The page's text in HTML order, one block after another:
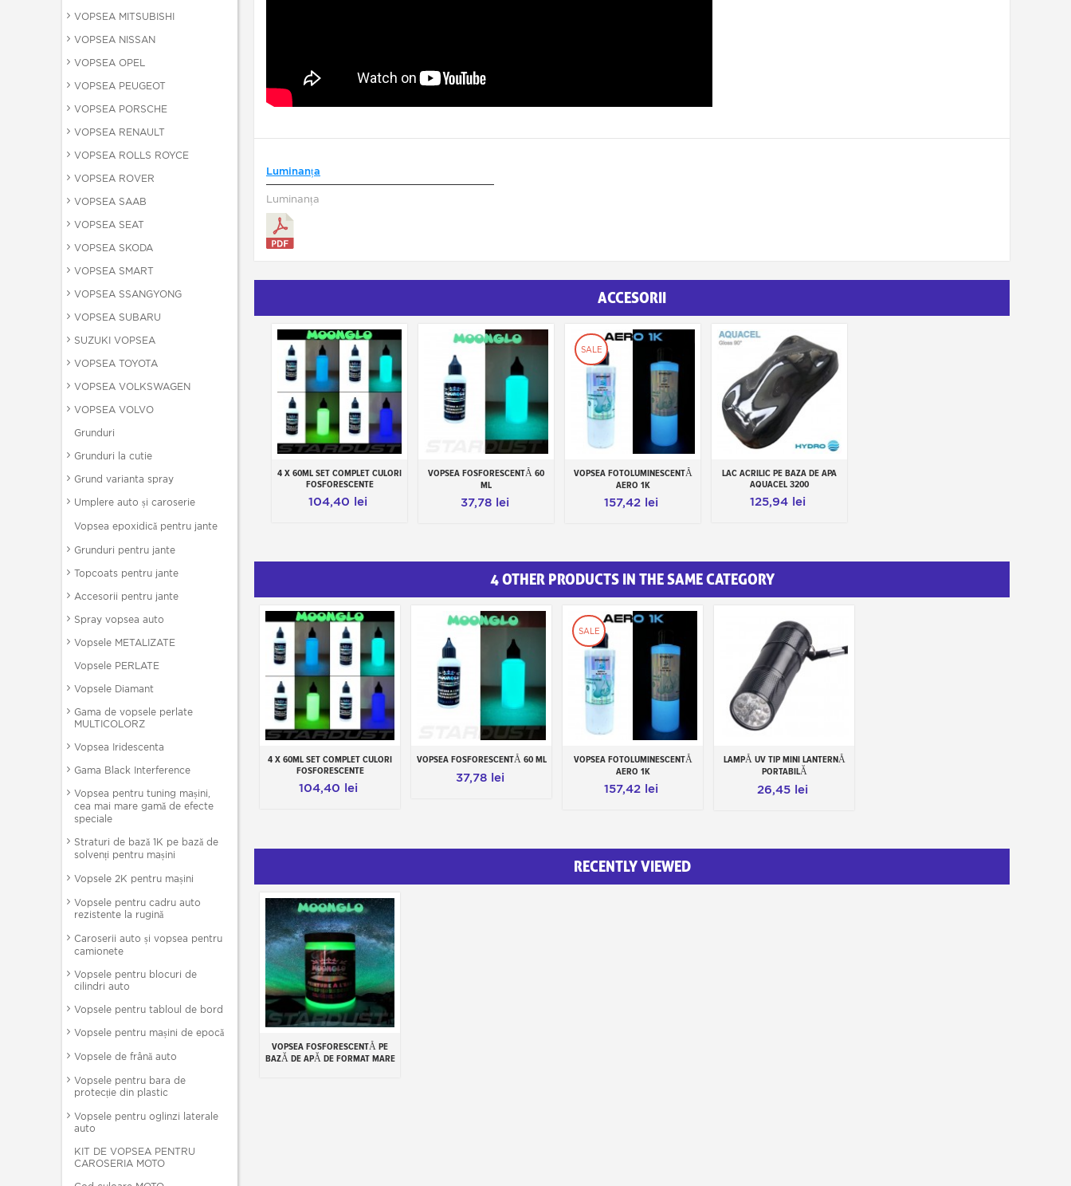
VOPSEA MITSUBISHI
VOPSEA NISSAN
VOPSEA OPEL
VOPSEA PEUGEOT
VOPSEA PORSCHE
VOPSEA RENAULT
VOPSEA ROLLS ROYCE
VOPSEA ROVER
VOPSEA SAAB
VOPSEA SEAT
VOPSEA SKODA
VOPSEA SMART
VOPSEA SSANGYONG
VOPSEA SUBARU
SUZUKI VOPSEA
VOPSEA TOYOTA
VOPSEA VOLKSWAGEN
VOPSEA VOLVO
Grunduri
Grunduri la cutie
Grund varianta spray
Umplere auto și caroserie
Vopsea epoxidică pentru jante
Grunduri pentru jante
Topcoats pentru jante
Accesorii pentru jante
Spray vopsea auto
Vopsele METALIZATE
Vopsele PERLATE
Vopsele Diamant
Gama de vopsele perlate
MULTICOLORZ
Vopsea Iridescenta
Gama Black Interference
Vopsea pentru tuning mașini,
cea mai mare gamă de efecte
speciale
Straturi de bază 1K pe bază de
solvenți pentru mașini
Vopsele 2K pentru mașini
Vopsele pentru cadru auto
rezistente la rugină
Caroserii auto și vopsea pentru
camionete
Vopsele pentru blocuri de
cilindri auto
Vopsele pentru tabloul de bord
Vopsele pentru mașini de epocă
Vopsele de frână auto
Vopsele pentru bara de
protecție din plastic
Vopsele pentru oglinzi laterale
auto
KIT DE VOPSEA PENTRU
CAROSERIA MOTO
Luminanța
Luminanța
ACCESORII
Adauga in cos
4 X 60ML SET COMPLET CULORI
FOSFORESCENTE
104,40 lei
Adauga in cos
VOPSEA FOSFORESCENTĂ 60
ML
37,78 lei
SALE
Adauga in cos
VOPSEA FOTOLUMINESCENTĂ
AERO 1K
157,42 lei
Adauga in cos
LAC ACRILIC PE BAZA DE APA
AQUACEL 3200
125,94 lei
4 OTHER PRODUCTS IN THE SAME CATEGORY
Add to cart
4 X 60ML SET COMPLET CULORI
FOSFORESCENTE
104,40 lei
Add to cart
VOPSEA FOSFORESCENTĂ 60 ML
37,78 lei
SALE
Add to cart
VOPSEA FOTOLUMINESCENTĂ
AERO 1K
157,42 lei
Add to cart
LAMPĂ UV TIP MINI LANTERNĂ
PORTABILĂ
26,45 lei
RECENTLY VIEWED
Add to cart
VOPSEA FOSFORESCENTĂ PE
BAZĂ DE APĂ DE FORMAT MARE